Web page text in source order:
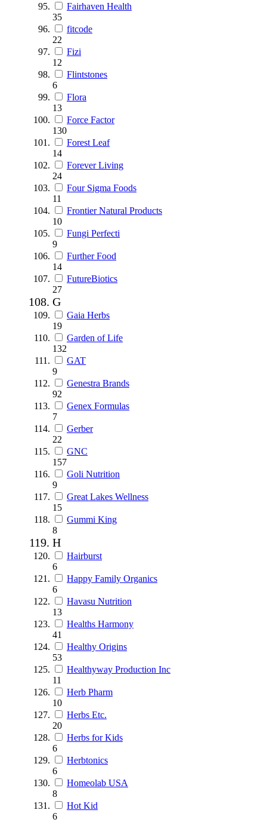
Fairhaven Health
35
fitcode
22
Fizi
12
Flintstones
6
Flora
13
Force Factor
130
Forest Leaf
14
Forever Living
24
Four Sigma Foods
11
Frontier Natural Products
10
Fungi Perfecti
9
Further Food
14
FutureBiotics
27
G
Gaia Herbs
19
Garden of Life
132
GAT
9
Genestra Brands
92
Genex Formulas
7
Gerber
22
GNC
157
Goli Nutrition
9
Great Lakes Wellness
15
Gummi King
8
H
Hairburst
6
Happy Family Organics
6
Havasu Nutrition
13
Healths Harmony
41
Healthy Origins
53
Healthyway Production Inc
11
Herb Pharm
10
Herbs Etc.
20
Herbs for Kids
6
Herbtonics
6
Homeolab USA
8
Hot Kid
6